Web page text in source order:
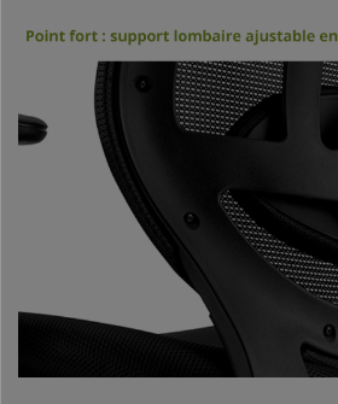
profondeur , une caractéristique essentielle
d'un point de vue ergonomique. Grace à
soutient optimal et votre posture corporelle
Le fauteuil dispose d'unmécanisme
positions et d'un système de
d'incliner la chaise et de la laisser dans
maniement du fauteuil est simple et
maximum d'une spécificité qui apporte un
L'assise du LAMBO possède un
(35 kg/m3) , sa
de caractéristiques indispensables à un
rembourrage est élevée et a été pensée pour